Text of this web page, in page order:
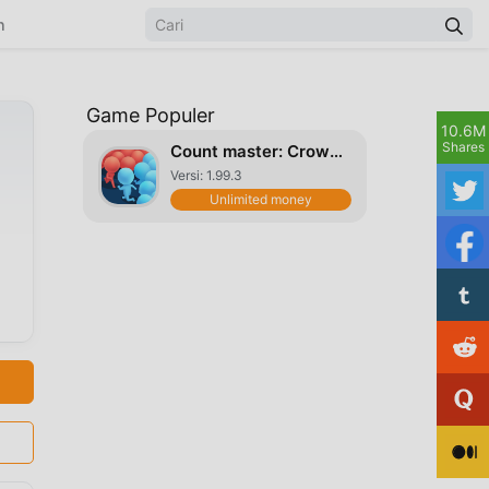
Game Populer
Count master: Crowd Runners 3D
Versi: 1.99.3
Unlimited money
10.6M
Shares